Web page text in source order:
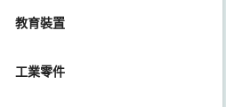
教育裝置
工業零件